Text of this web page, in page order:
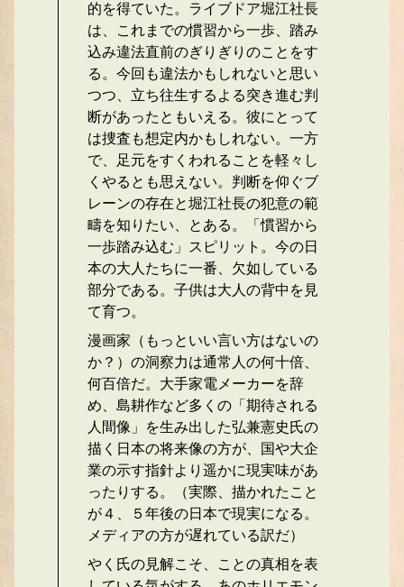
的を得ていた。ライブドア堀江社長
は、これまでの慣習から一歩、踏み
込み違法直前のぎりぎりのことをす
る。今回も違法かもしれないと思い
つつ、立ち往生するよる突き進む判
断があったともいえる。彼にとって
は捜査も想定内かもしれない。一方
で、足元をすくわれることを軽々し
くやるとも思えない。判断を仰ぐブ
レーンの存在と堀江社長の犯意の範
疇を知りたい、とある。「慣習から
一歩踏み込む」スピリット。今の日
本の大人たちに一番、欠如している
部分である。子供は大人の背中を見
て育つ。
漫画家（もっといい言い方はないの
か？）の洞察力は通常人の何十倍、
何百倍だ。大手家電メーカーを辞
め、島耕作など多くの「期待される
人間像」を生み出した弘兼憲史氏の
描く日本の将来像の方が、国や大企
業の示す指針より遥かに現実味があ
ったりする。（実際、描かれたこと
が４、５年後の日本で現実になる。
メディアの方が遅れている訳だ）
やく氏の見解こそ、ことの真相を表